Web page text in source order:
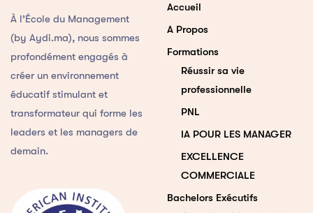
À l’École du Management
(by Aydi.ma), nous sommes
profondément engagés à
créer un environnement
éducatif stimulant et
transformateur qui forme les
leaders et les managers de
demain.
Accueil
A Propos
Formations
Réussir sa vie
professionnelle
PNL
IA POUR LES MANAGER
EXCELLENCE
COMMERCIALE
Bachelors Exécutifs